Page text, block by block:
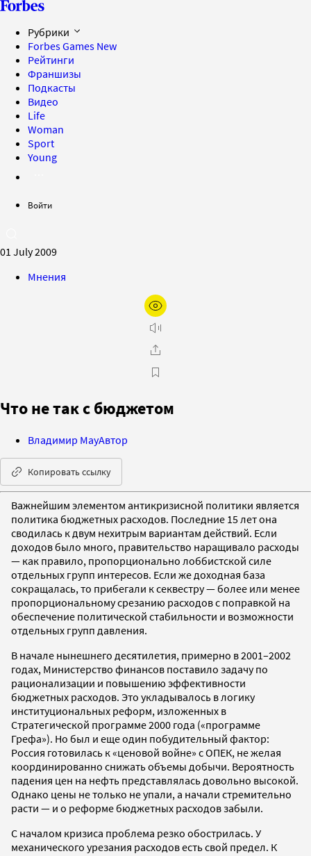
Рубрики
Forbes Games New
Рейтинги
Франшизы
Подкасты
Видео
Life
Woman
Sport
Young
Войти
01 July 2009
Мнения
Что не так с бюджетом
Владимир МауАвтор
Копировать ссылку
Важнейшим элементом антикризисной политики является
политика бюджетных расходов. Последние 15 лет она
сводилась к двум нехитрым вариантам действий. Если
доходов было много, правительство наращивало расходы
— как правило, пропорционально лоббистской силе
отдельных групп интересов. Если же доходная база
сокращалась, то прибегали к секвестру — более или менее
пропорциональному срезанию расходов с поправкой на
обеспечение политической стабильности и возможности
отдельных групп давления.
В начале нынешнего десятилетия, примерно в 2001–2002
годах, Министерство финансов поставило задачу по
рационализации и повышению эффективности
бюджетных расходов. Это укладывалось в логику
институциональных реформ, изложенных в
Стратегической программе 2000 года («программе
Грефа»). Но был и еще один побудительный фактор:
Россия готовилась к «ценовой войне» с ОПЕК, не желая
координированно снижать объемы добычи. Вероятность
падения цен на нефть представлялась довольно высокой.
Однако цены не только не упали, а начали стремительно
расти — и о реформе бюджетных расходов забыли.
С началом кризиса проблема резко обострилась. У
механического урезания расходов есть свой предел. К